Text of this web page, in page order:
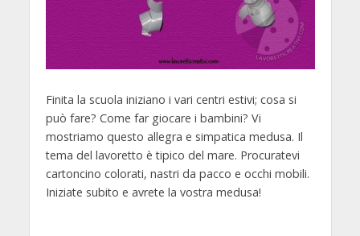
Finita la scuola iniziano i vari centri estivi; cosa si
può fare? Come far giocare i bambini? Vi
mostriamo questo allegra e simpatica medusa. Il
tema del lavoretto è tipico del mare. Procuratevi
cartoncino colorati, nastri da pacco e occhi mobili.
Iniziate subito e avrete la vostra medusa!